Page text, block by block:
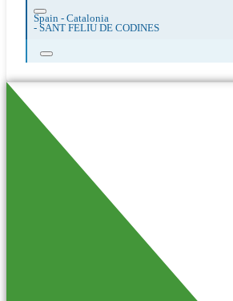
Spain - Catalonia
- SANT FELIU DE CODINES